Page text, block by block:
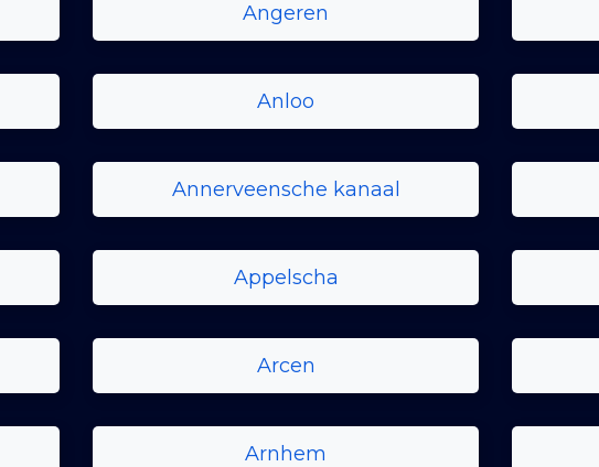
Angeren
Anloo
Annerveensche kanaal
Appelscha
Arcen
Arnhem